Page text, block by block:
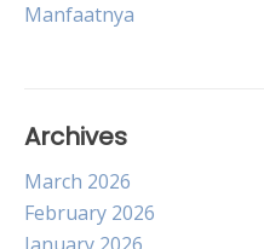
navigation
Manfaatnya
Archives
March 2026
February 2026